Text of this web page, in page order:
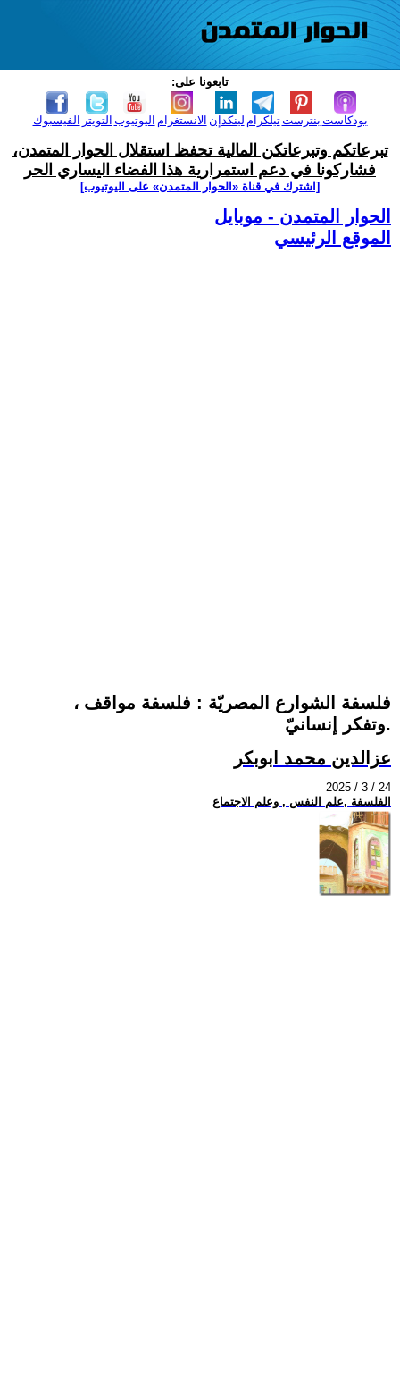
تابعونا على:
الفيسبوك التويتر اليوتيوب الانستغرام لينكدإن تيلكرامبنترست بودكاست
تبرعاتكم وتبرعاتكن المالية تحفظ استقلال الحوار المتمدن،
فشاركونا في دعم استمرارية هذا الفضاء اليساري الحر
[اشترك في قناة ‫«الحوار المتمدن» على اليوتيوب]
الحوار المتمدن - موبايل
الموقع الرئيسي
فلسفة الشوارع المصريّة : فلسفة مواقف ،
وتفكر إنسانيّ.
عزالدين محمد ابوبكر
2025 / 3 / 24
الفلسفة ,علم النفس , وعلم الاجتماع